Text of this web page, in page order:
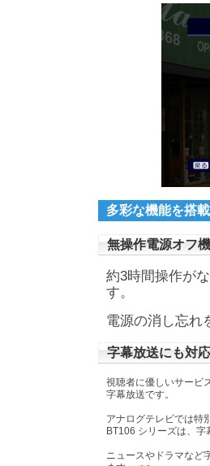
多彩な機能を搭載
無操作電源オフ
約3時間操作が
す。
電源の消し忘れ
字幕放送にも対応
視聴者に優しいサービ
字幕放送です。
アナログテレビでは特
BT106 シリーズは、
ニュースやドラマなど